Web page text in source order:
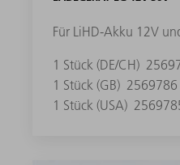
Für LiHD-Akku 12V
1 Stück (DE/CH)
1 Stück (GB) 2569786
1 Stück (USA)